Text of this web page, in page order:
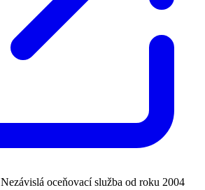
Nezávislá oceňovací služba od roku 2004